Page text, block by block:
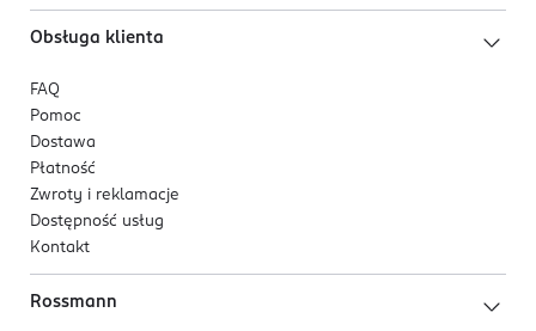
Obsługa klienta
FAQ
Pomoc
Dostawa
Płatność
Zwroty i reklamacje
Dostępność usług
Kontakt
Rossmann